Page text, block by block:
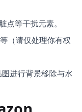
点等干扰元素。
（请仅处理你有权
进行背景移除与水